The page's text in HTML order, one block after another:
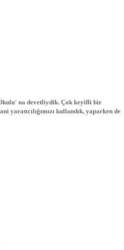
na devetliydik. Çok keyifli bir
yaratıcılığımızı kullandık, yaparken de